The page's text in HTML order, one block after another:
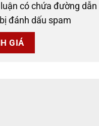
có chứa đường dẫn
đánh dấu spam